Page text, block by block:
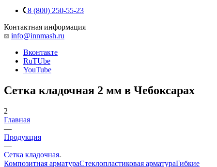
8 (800) 250-55-23
Контактная информация
info@innmash.ru
Вконтакте
RuTUbe
YouTube
Сетка кладочная 2 мм в Чебоксарах
2
Главная
—
Продукция
—
Сетка кладочная
Композитная арматураCтеклопластиковая арматураГибкие